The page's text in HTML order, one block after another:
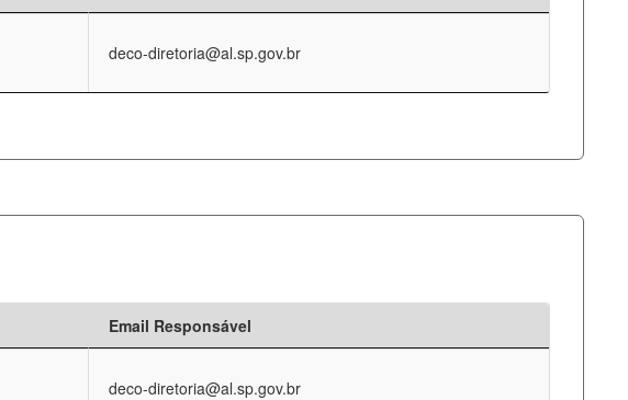
deco-diretoria@al.sp.gov.br
Email Responsável
deco-diretoria@al.sp.gov.br